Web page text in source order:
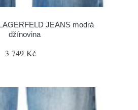
JEANS modrá
džínovina
3 749 Kč